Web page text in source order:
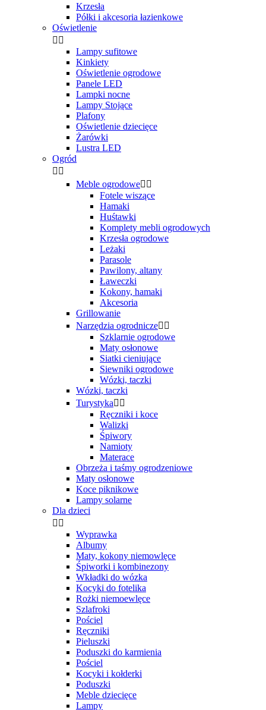
Krzesła
Półki i akcesoria łazienkowe
Oświetlenie
 
Lampy sufitowe
Kinkiety
Oświetlenie ogrodowe
Panele LED
Lampki nocne
Lampy Stojące
Plafony
Oświetlenie dziecięce
Żarówki
Lustra LED
Ogród
 
Meble ogrodowe 
Fotele wiszące
Hamaki
Huśtawki
Komplety mebli ogrodowych
Krzesła ogrodowe
Leżaki
Parasole
Pawilony, altany
Ławeczki
Kokony, hamaki
Akcesoria
Grillowanie
Narzędzia ogrodnicze 
Szklarnie ogrodowe
Maty osłonowe
Siatki cieniujące
Siewniki ogrodowe
Wózki, taczki
Wózki, taczki
Turystyka 
Ręczniki i koce
Walizki
Śpiwory
Namioty
Materace
Obrzeża i taśmy ogrodzeniowe
Maty osłonowe
Koce piknikowe
Lampy solarne
Dla dzieci
 
Wyprawka
Albumy
Maty, kokony niemowlęce
Śpiworki i kombinezony
Wkładki do wózka
Kocyki do fotelika
Rożki niemoewlęce
Szlafroki
Pościel
Ręczniki
Pieluszki
Poduszki do karmienia
Pościel
Kocyki i kołderki
Poduszki
Meble dziecięce
Lampy